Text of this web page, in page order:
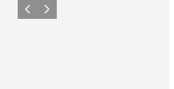
ForrigeNeste